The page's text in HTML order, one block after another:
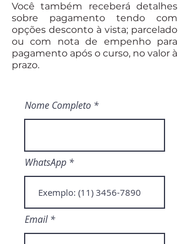
Você também receberá detalhes
sobre pagamento tendo com
opções desconto à vista; parcelado
ou com nota de empenho para
pagamento após o curso, no valor à
prazo.
Nome Completo
WhatsApp
Email